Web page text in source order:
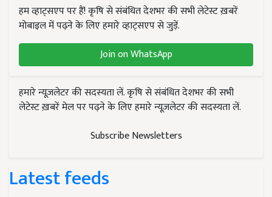
हम व्हाट्सएप पर हैं! कृषि से संबंधित देशभर की सभी लेटेस्ट ख़बरें
मोबाइल में पढ़ने के लिए हमारे व्हाट्सएप से जुड़ें.
Join on WhatsApp
हमारे न्यूज़लेटर की सदस्यता लें. कृषि से संबंधित देशभर की सभी
लेटेस्ट ख़बरें मेल पर पढ़ने के लिए हमारे न्यूज़लेटर की सदस्यता लें.
Subscribe Newsletters
Latest feeds